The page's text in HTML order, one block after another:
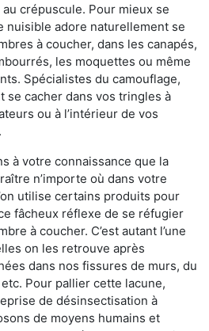
crépuscule. Pour mieux se
nuisible adore naturellement se
à coucher, dans les canapés,
les moquettes ou même
Spécialistes du camouflage,
se cacher dans vos tringles à
ou à l’intérieur de vos
à votre connaissance que la
n’importe où dans votre
utilise certains produits pour
fâcheux réflexe de se réfugier
à coucher. C’est autant l’une
on les retrouve après
dans nos fissures de murs, du
Pour pallier cette lacune,
de désinsectisation à
de moyens humains et